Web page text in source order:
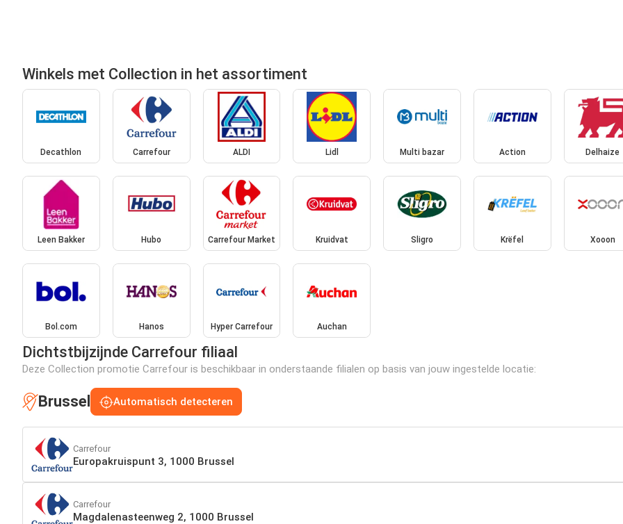
Winkels met Collection in het assortiment
Decathlon Carrefour ALDI Lidl Multi bazar Action Delhaize
Leen Bakker Hubo Carrefour Market Kruidvat Sligro Krëfel Xooon
Bol.com Hanos Hyper Carrefour Auchan
Dichtstbijzijnde Carrefour filiaal
Deze Collection promotie Carrefour is beschikbaar in onderstaande filialen op basis van jouw ingestelde locatie:
Brussel Automatisch detecteren
Carrefour
Europakruispunt 3, 1000 Brussel
Carrefour
Magdalenasteenweg 2, 1000 Brussel